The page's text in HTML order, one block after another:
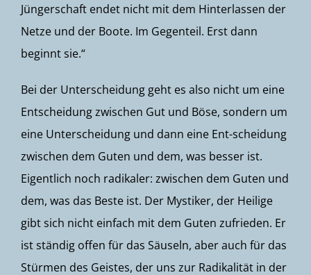
Jüngerschaft endet nicht mit dem Hinterlassen der
Netze und der Boote. Im Gegenteil. Erst dann
beginnt sie.“
Bei der Unterscheidung geht es also nicht um eine
Entscheidung zwischen Gut und Böse, sondern um
eine Unterscheidung und dann eine Ent-scheidung
zwischen dem Guten und dem, was besser ist.
Eigentlich noch radikaler: zwischen dem Guten und
dem, was das Beste ist. Der Mystiker, der Heilige
gibt sich nicht einfach mit dem Guten zufrieden. Er
ist ständig offen für das Säuseln, aber auch für das
Stürmen des Geistes, der uns zur Radikalität in der